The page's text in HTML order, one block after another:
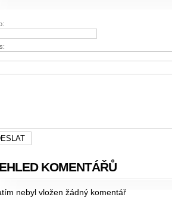
KOMENTÁŘŮ
nebyl vložen žádný komentář